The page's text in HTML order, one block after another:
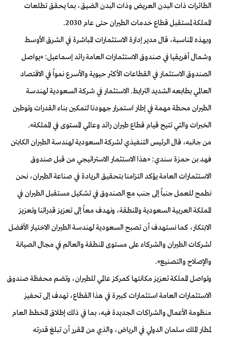
الطائرات ذات البدن العريض وذات البدن الضيق، بما يحقق تطلعات
المملكة لمستقبل قطاع خدمات الطيران حتى عام 2030
.
وبهذه المناسبة، قال مدير إدارة الاستثمارات المباشرة في الشرق الأوسط
وشمال أفريقيا في صندوق الاستثمارات العامة رائد إسماعيل: «يواصل
الصندوق الاستثمار في القطاعات الأكثر حيوية والأسرع نمواً في الاقتصاد
العالمي بطابعه الشديد الترابط. الاستثمار في شركة السعودية لهندسة
الطيران محطة مهمة في إطار استمرار جهودنا لتمكين بناء القدرات وتوطين
الخبرات والتي تتيح قيام قطاع طيران رائد وعالمي المستوى في المملكة».
من جانبه، قال الرئيس التنفيذي لشركة السعودية لهندسة الطيران الكابتن
فهد بن حمزة سندي: «هذا الاستثمار الاستراتيجي من قبل صندوق
الاستثمارات العامة يؤكد التزامنا بتحقيق الريادة في صناعة الطيران، نحن
نطمح للعمل جنباً إلى جنب مع الصندوق في تشكيل مستقبل الطيران في
المملكة العربية السعودية والمنطقة، ونهدف معاً إلى تعزيز قدراتنا وتعزيز
الابتكار، كما نستهدف أن تصبح السعودية لهندسة الطيران الاختيار الأفضل
لشركات الطيران والشركاء على مستوى المنطقة والعالم في مجال الصيانة
والإصلاح والتصنيع».
وتواصل المملكة تعزيز مكانتها كمركز عالمي للطيران، وتضم محفظة صندوق
الاستثمارات العامة استثمارات كبيرة في هذا القطاع، تهدف إلى تحفيز
منظومة الأعمال والشراكات الجديدة فيه، بما في ذلك إطلاق المخطط العام
لمطار الملك سلمان الدولي في الرياض، والذي من المقرر أن تبلغ قدرته